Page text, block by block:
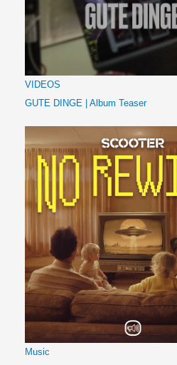
VIDEOS
GUTE DINGE | Album Teaser
Music